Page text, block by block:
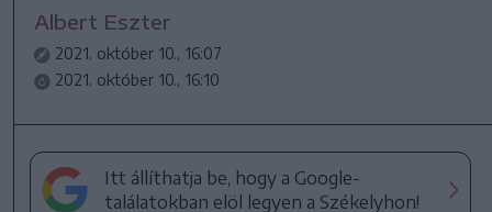
Albert Eszter
2021. október 10., 16:07
2021. október 10., 16:10
Itt állíthatja be, hogy a Google-
találatokban elöl legyen a Székelyhon!